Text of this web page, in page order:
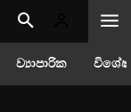
ව්‍යාපාරික